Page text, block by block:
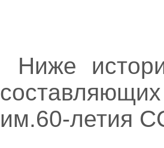
Ниже
им.60-летия